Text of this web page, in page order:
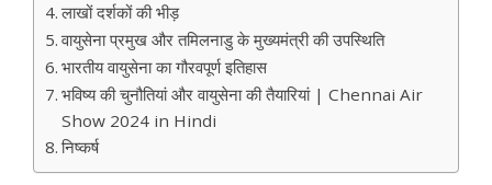
लाखों दर्शकों की भीड़
वायुसेना प्रमुख और तमिलनाडु के मुख्यमंत्री की उपस्थिति
भारतीय वायुसेना का गौरवपूर्ण इतिहास
भविष्य की चुनौतियां और वायुसेना की तैयारियां | Chennai Air
Show 2024 in Hindi
निष्कर्ष